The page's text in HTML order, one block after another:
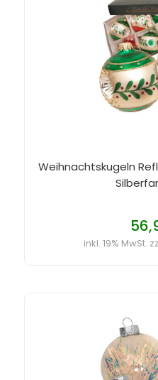
Weihnachtskugeln
inkl. 19% MwSt.